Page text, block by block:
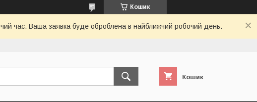
Кошик
час. Ваша заявка буде оброблена в найближчий робочий день.
Кошик